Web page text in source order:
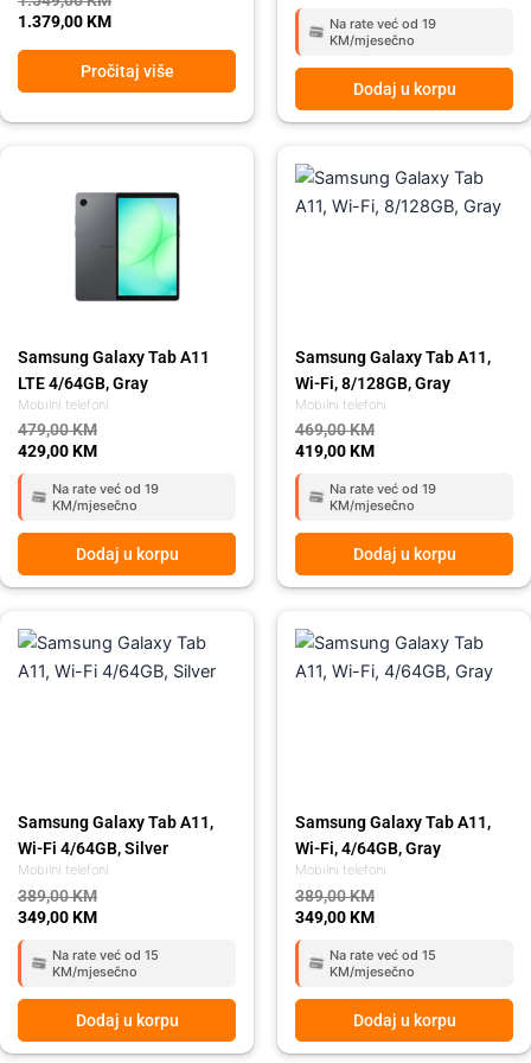
1.379,00KM
Pročitaj više
Na rate već od 19
KM/mjesečno
Dodaj u korpu
Mobilni telefoni
Samsung Galaxy Tab A11
LTE 4/64GB, Gray
479,00KM
479,00 KM.
429,00KM
429,00 KM.
Na rate već od 19
KM/mjesečno
Dodaj u korpu
Mobilni telefoni
Samsung Galaxy Tab A11,
Wi-Fi, 8/128GB, Gray
469,00KM
price
was:
469,00 KM.
419,00KM
price
is:
419,00 KM.
Na rate već od 19
KM/mjesečno
Dodaj u korpu
Mobilni telefoni
Samsung Galaxy Tab A11,
Wi-Fi 4/64GB, Silver
389,00KM
price
was:
389,00 KM.
349,00KM
price
is:
349,00 KM.
Na rate već od 15
KM/mjesečno
Dodaj u korpu
Mobilni telefoni
Samsung Galaxy Tab A11,
Wi-Fi, 4/64GB, Gray
389,00KM
price
was:
389,00 KM.
349,00KM
price
is:
349,00 KM.
Na rate već od 15
KM/mjesečno
Dodaj u korpu